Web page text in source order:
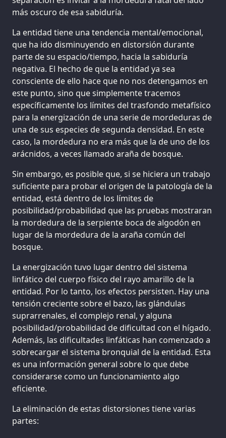
más oscuro de esa sabiduría.
La entidad tiene una tendencia mental/emocional,
que ha ido disminuyendo en distorsión durante
parte de su espacio/tiempo, hacia la sabiduría
negativa. El hecho de que la entidad ya sea
consciente de ello hace que no nos detengamos en
este punto, sino que simplemente tracemos
específicamente los límites del trasfondo metafísico
para la energización de una serie de mordeduras de
una de sus especies de segunda densidad. En este
caso, la mordedura no era más que la de uno de los
arácnidos, a veces llamado araña de bosque.
Sin embargo, es posible que, si se hiciera un trabajo
suficiente para probar el origen de la patología de la
entidad, está dentro de los límites de
posibilidad/probabilidad que las pruebas mostraran
la mordedura de la serpiente boca de algodón en
lugar de la mordedura de la araña común del
bosque.
La energización tuvo lugar dentro del sistema
linfático del cuerpo físico del rayo amarillo de la
entidad. Por lo tanto, los efectos persisten. Hay una
tensión creciente sobre el bazo, las glándulas
suprarrenales, el complejo renal, y alguna
posibilidad/probabilidad de dificultad con el hígado.
Además, las dificultades linfáticas han comenzado a
sobrecargar el sistema bronquial de la entidad. Esta
es una información general sobre lo que debe
considerarse como un funcionamiento algo
eficiente.
La eliminación de estas distorsiones tiene varias
partes: